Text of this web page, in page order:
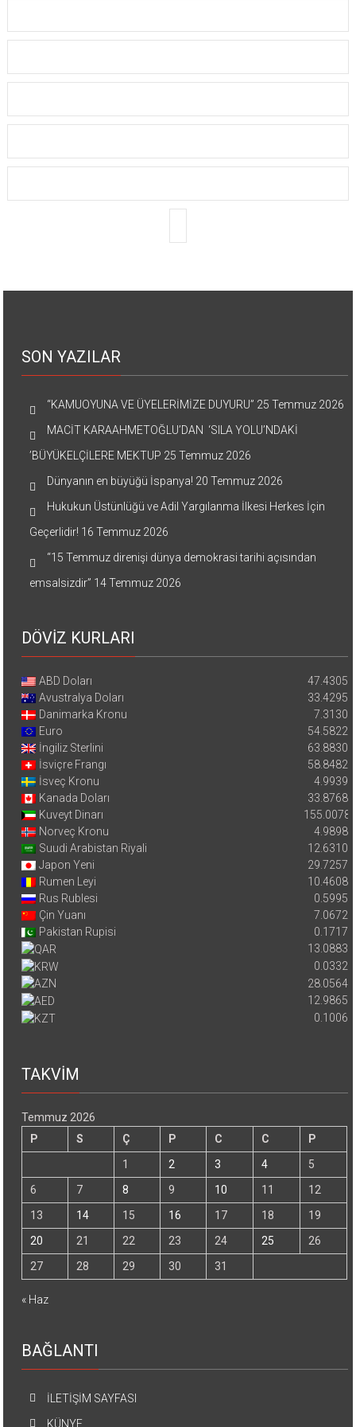
SON YAZILAR
“KAMUOYUNA VE ÜYELERİMİZE DUYURU” 25 Temmuz 2026
MACİT KARAAHMETOĞLU’DAN ‘SILA YOLU’NDAKİ
’BÜYÜKELÇİLERE MEKTUP 25 Temmuz 2026
Dünyanın en büyüğü İspanya! 20 Temmuz 2026
Hukukun Üstünlüğü ve Adil Yargılanma İlkesi Herkes İçin
Geçerlidir! 16 Temmuz 2026
“15 Temmuz direnişi dünya demokrasi tarihi açısından
emsalsizdir” 14 Temmuz 2026
DÖVİZ KURLARI
ABD Doları
47.4305
Avustralya Doları
33.4295
Danimarka Kronu
7.3130
Euro
54.5822
İngiliz Sterlini
63.8830
İsviçre Frangı
58.8482
İsveç Kronu
4.9939
Kanada Doları
33.8768
Kuveyt Dinarı
155.0078
Norveç Kronu
4.9898
Suudi Arabistan Riyali
12.6310
Japon Yeni
29.7257
Rumen Leyi
10.4608
Rus Rublesi
0.5995
Çin Yuanı
7.0672
Pakistan Rupisi
0.1717
13.0883
0.0332
28.0564
12.9865
0.1006
TAKVİM
Temmuz 2026
P
S Ç P C C
P
1
2 3 4
5
6
7 8 9 10 11
12
13
14 15 16 17 18
19
20
21 22 23 24 25
26
27
28 29 30 31
« Haz
BAĞLANTI
İLETİŞİM SAYFASI
KÜNYE